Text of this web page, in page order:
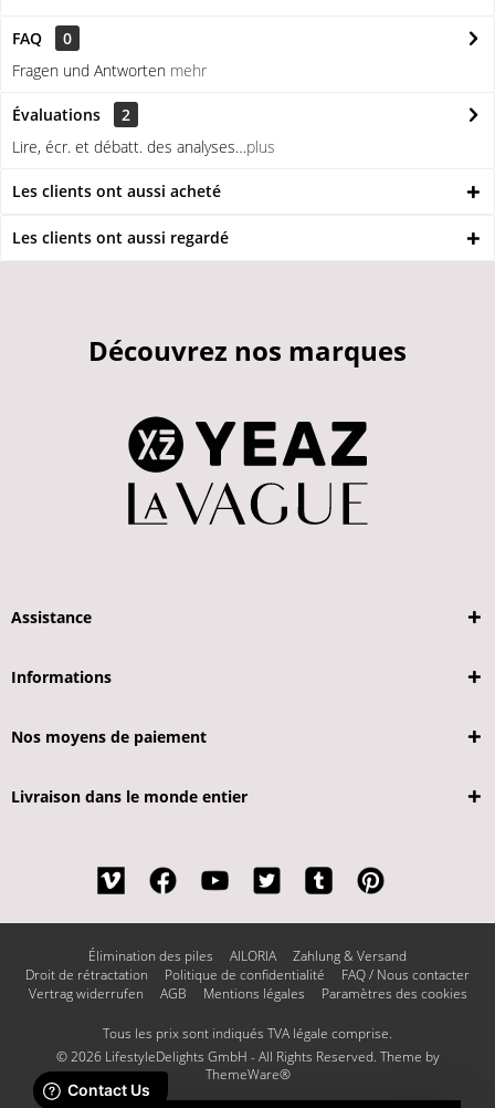
FAQ
0
Fragen und Antworten mehr
Évaluations
2
Lire, écr. et débatt. des analyses…plus
Les clients ont aussi acheté
Les clients ont aussi regardé
Découvrez nos marques
Assistance
Informations
Nos moyens de paiement
Livraison dans le monde entier
Élimination des piles AILORIA
Zahlung & Versand
Droit de rétractation
Politique de confidentialité
FAQ / Nous contacter
Vertrag widerrufen
AGB Mentions légales Paramètres des cookies
Tous les prix sont indiqués TVA légale comprise.
© 2026 LifestyleDelights GmbH - All Rights Reserved. Theme by
ThemeWare®